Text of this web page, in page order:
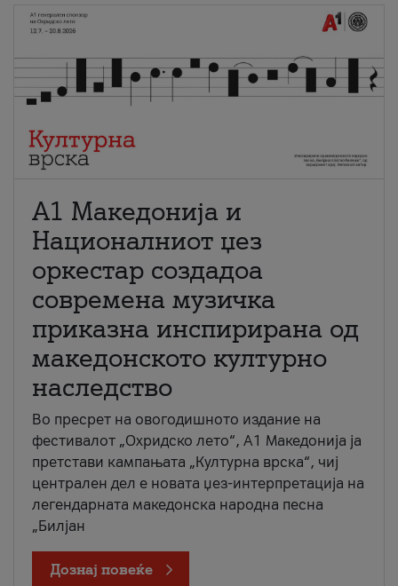
А1 Македонија и
Националниот џез
оркестар создадоа
современа музичка
приказна инспирирана од
македонското културно
наследство
Во пресрет на овогодишното издание на
фестивалот „Охридско лето“, А1 Македонија ја
претстави кампањата „Културна врска“, чиј
централен дел е новата џез-интерпретација на
легендарната македонска народна песна
„Билјан
Дознај повеќе